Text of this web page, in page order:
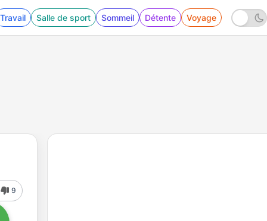
Travail Salle de sport Sommeil Détente Voyage
9